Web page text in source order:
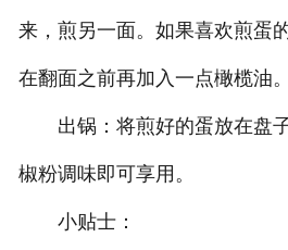
来，煎另一面。如果喜欢煎蛋
在翻面之前再加入一点橄榄油。
出锅：将煎好的蛋放在盘子
椒粉调味即可享用。
小贴士：